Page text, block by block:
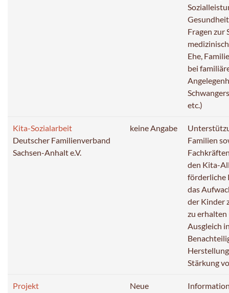
Fragen zur
Ehe,
bei
etc.)
Kita-Sozialarbeit
Deutscher Familienverband
Sachsen-Anhalt e.V.
keine Angabe
Familien
den Kita-
förderliche
das
der Kinder
zu erhalten
Ausgleich
Stärkung
Projekt
Neue